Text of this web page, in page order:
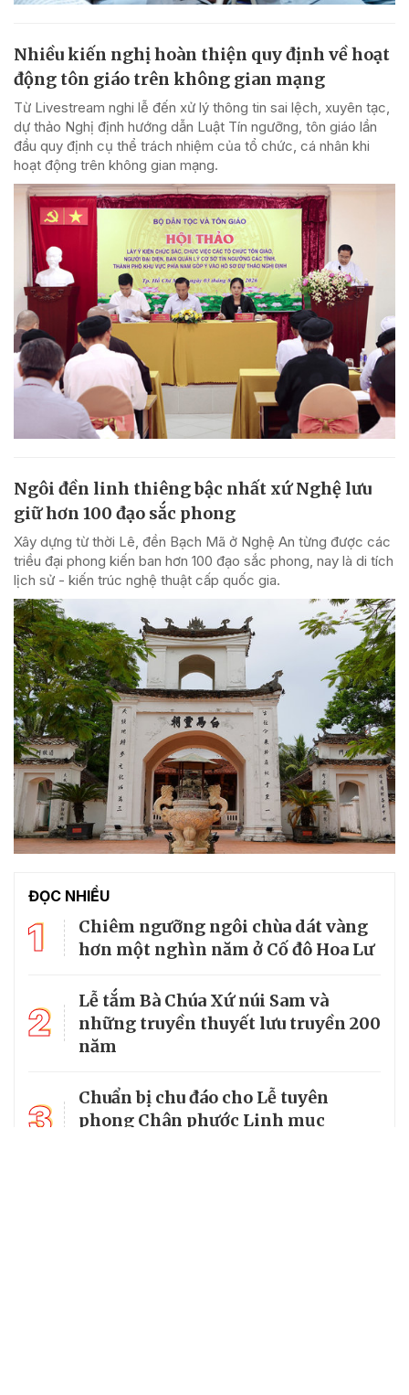
Nhiều kiến nghị hoàn thiện quy định về hoạt
động tôn giáo trên không gian mạng
Từ Livestream nghi lễ đến xử lý thông tin sai lệch, xuyên tạc,
dự thảo Nghị định hướng dẫn Luật Tín ngưỡng, tôn giáo lần
đầu quy định cụ thể trách nhiệm của tổ chức, cá nhân khi
hoạt động trên không gian mạng.
Ngôi đền linh thiêng bậc nhất xứ Nghệ lưu
giữ hơn 100 đạo sắc phong
Xây dựng từ thời Lê, đền Bạch Mã ở Nghệ An từng được các
triều đại phong kiến ban hơn 100 đạo sắc phong, nay là di tích
lịch sử - kiến trúc nghệ thuật cấp quốc gia.
ĐỌC NHIỀU
1
Chiêm ngưỡng ngôi chùa dát vàng
hơn một nghìn năm ở Cố đô Hoa Lư
2
Lễ tắm Bà Chúa Xứ núi Sam và
những truyền thuyết lưu truyền 200
năm
3
Chuẩn bị chu đáo cho Lễ tuyên
phong Chân phước Linh mục